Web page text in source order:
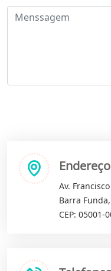
Av.
Barra
CEP: 05001-